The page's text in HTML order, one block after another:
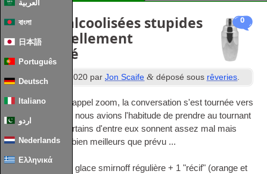
العربية
বাংলা
日本語
Português
Deutsch
Italiano
اردو
Nederlands
Ελληνικά
0
Boissons alcoolisées stupides
qui ont réellement
fonctionné
Publié28 Peut 2020 parJon Scaife & déposé sous rêveries.
Lors d'un récent appel zoom, la conversation s'est tournée vers
les boissons que nous avions l'habitude de prendre au tournant
du millénaire. Certains d'entre eux sonnent assez mal mais
étaient vraiment bien meilleurs que prévu ...
Pinte Alcopop - 1 glace smirnoff régulière + 1 "récif" (orange et